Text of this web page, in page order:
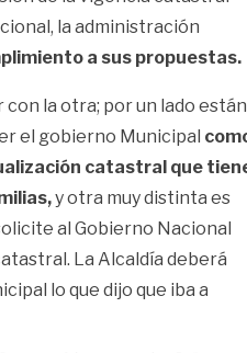
la administración
a sus propuestas.
con la otra; por un lado están
el gobierno Municipal
catastral que
y otra muy distinta es
al Gobierno Nacional
La Alcaldía deberá
lo que dijo que iba a